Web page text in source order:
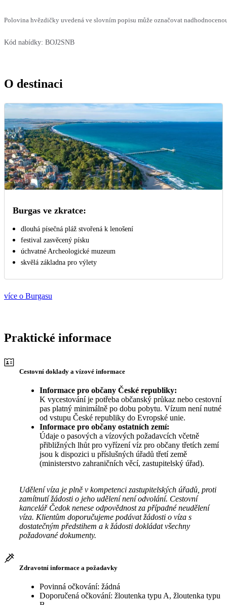
Polovina hvězdičky uvedená ve slovním popisu může označovat
Kód nabídky: BOJ2SNB
O destinaci
Burgas ve zkratce:
dlouhá písečná pláž stvořená k lenošení
festival zasvěcený písku
úchvatné Archeologické muzeum
skvělá základna pro výlety
více o Burgasu
Praktické informace
Cestovní doklady a vízové informace
Informace pro občany České republiky:
K vycestování je potřeba občanský průkaz nebo cestovní
pas platný minimálně po dobu pobytu. Vízum není nutné
od vstupu České republiky do Evropské unie.
Informace pro občany ostatních zemí:
Údaje o pasových a vízových požadavcích včetně
přibližných lhůt pro vyřízení víz pro občany třetích zemí
jsou k dispozici u příslušných úřadů třetí země
(ministerstvo zahraničních věcí, zastupitelský úřad).
Udělení víza je plně v kompetenci zastupitelských úřadů, proti
zamítnutí žádosti o jeho udělení není odvolání. Cestovní
kancelář Čedok nenese odpovědnost za případné neudělení
víza. Klientům doporučujeme podávat žádosti o víza s
dostatečným předstihem a k žádosti dokládat všechny
požadované dokumenty.
Zdravotní informace a požadavky
Povinná očkování: žádná
Doporučená očkování: žloutenka typu A, žloutenka typu